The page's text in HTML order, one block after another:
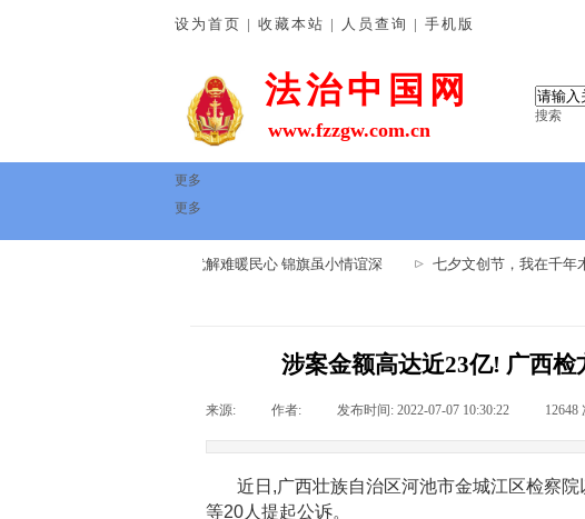
河南通许法院：排忧解难暖民心 锦旗虽小情谊深 七夕文创节，我在千年
法治中国网
更多
设为首页 | 收藏本站 | 人员查询 | 手机版
搜索
www.fzzgw.com.cn
更多
涉案金额高达近23亿! 广西
来源: 作者: 发布时间: 2022-07-07 10:30:22 12648
近日,广西壮族自治区河池市金城江区检察院
等20人提起公诉。